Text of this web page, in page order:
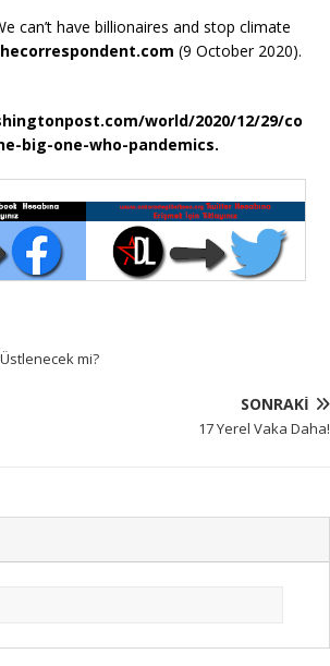
can’t have billionaires and stop climate
(9 October 2020).
world/2020/12/29/co
big-one-who-pandemics.
Üstlenecek mi?
SONRAKI
17 Yerel Vaka Daha!